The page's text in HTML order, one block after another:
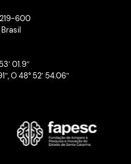
600
01.9″
O 48° 52′ 54.06″